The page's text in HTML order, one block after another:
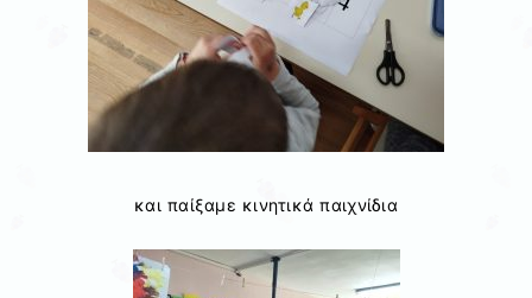
και παίξαμε κινητικά παιχνίδια